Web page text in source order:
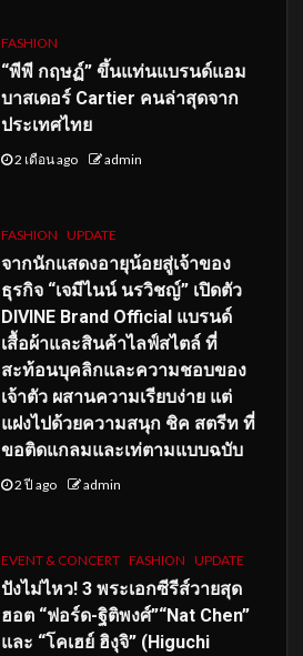
FASHION
“พีพี กฤษฏ์” ขึ้นแท่นแบรนด์แอม
บาสเดอร์ Cartier คนล่าสุดจาก
ประเทศไทย
2 เดือน ago admin
FASHION UPDATE
จากนักแสดงอายุน้อยสู่เจ้าของ
ธุรกิจ “เจมีไนน์ นรวิชญ์” เปิดตัว
DIVINE Brand Official แบรนด์
เสื้อผ้าและสินค้าไลฟ์สไตล์ ที่
สะท้อนบุคลิกและความชอบของ
เจ้าตัว ผสานความเรียบง่าย แต่
แฝงไปด้วยความสนุก ชิค สตรีท ที่
ขอติดแกลมและเท่ตามแบบฉบับ
2 ปี ago admin
EVENT & CONCERT FASHION UPDATE
ปังไม่ไหว! 3 พระเอกซีรีส์วายสุด
ฮอต “ฟอร์ด-ฐิติพงศ์”“Nat Chen”
และ “โคเฮย์ ฮิงุจิ” (Higuchi